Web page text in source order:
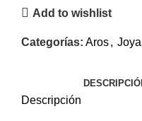
Add to wishlist
Categorías: Aros,
Descripción